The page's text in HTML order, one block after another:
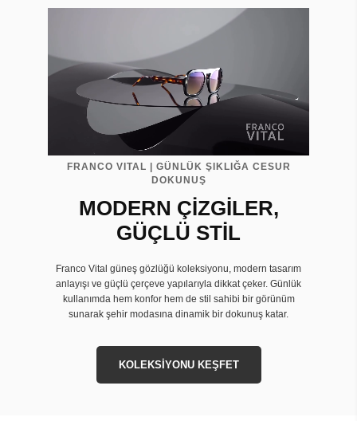
FRANCO VITAL | GÜNLÜK ŞIKLIĞA CESUR
DOKUNUŞ
MODERN ÇİZGİLER,
GÜÇLÜ STİL
Franco Vital güneş gözlüğü koleksiyonu, modern tasarım
anlayışı ve güçlü çerçeve yapılarıyla dikkat çeker. Günlük
kullanımda hem konfor hem de stil sahibi bir görünüm
sunarak şehir modasına dinamik bir dokunuş katar.
KOLEKSİYONU KEŞFET